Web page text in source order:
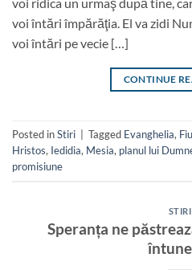
voi întări împărăţia. El va zidi
voi întări pe vecie […]
CONTINUE
Posted inStiri Tagged Evanghelia,
Hristos, Iedidia, Mesia, planul lui
promisiune
STIRI
Speranța ne